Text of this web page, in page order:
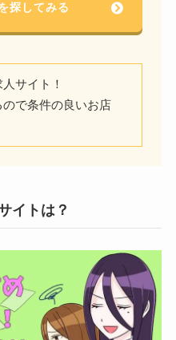
探してみる
サイト！
で条件の良いお店
イトは？